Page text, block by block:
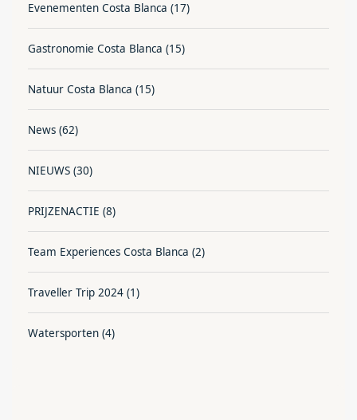
Evenementen Costa Blanca (17)
Gastronomie Costa Blanca (15)
Natuur Costa Blanca (15)
News (62)
NIEUWS (30)
PRIJZENACTIE (8)
Team Experiences Costa Blanca (2)
Traveller Trip 2024 (1)
Watersporten (4)